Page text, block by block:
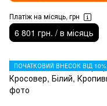
Платіж на місяць, грн
6 801 грн. / в місяць
ПОЧАТКОВИЙ ВНЕСОК ВІД 10%